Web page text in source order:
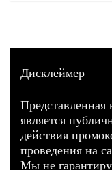
Дисклеймер
является
действия
проведения на
Мы не